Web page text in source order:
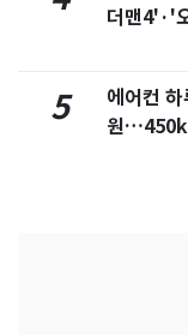
더맨4'·'
5
에어컨
원